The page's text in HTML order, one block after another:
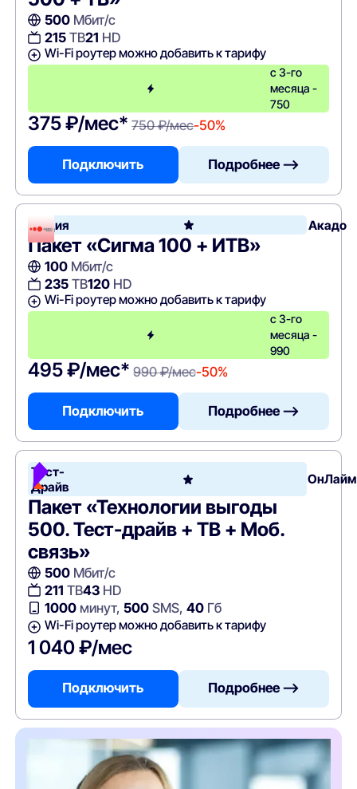
500Мбит/с
215ТВ21 HD
Wi-Fi роутер можно добавить к тарифу
с 3-го
месяца -
750
375 ₽/мес* 750 ₽/мес-50%
Подключить Подробнее —>
Акция Акадо
Пакет «Сигма 100 + ИТВ»
100Мбит/с
235ТВ120HD
Wi-Fi роутер можно добавить к тарифу
с 3-го
месяца -
990
495 ₽/мес* 990 ₽/мес-50%
Подключить Подробнее —>
Тест-
Драйв
ОнЛайм
Пакет «Технологии выгоды
500. Тест-драйв + ТВ + Моб.
связь»
500Мбит/с
211 ТВ43HD
1000минут, 500SMS, 40Гб
Wi-Fi роутер можно добавить к тарифу
1 040 ₽/мес
Подключить Подробнее —>